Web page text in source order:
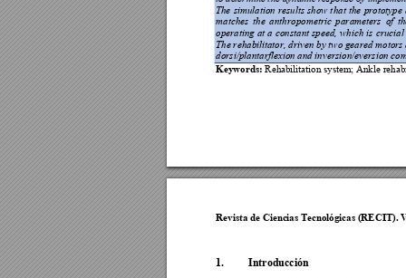
The simulation results show that the prototype
matches the anthropometric parameters of
operating at a constant speed, which is crucial
The rehabilitator, driven by two geared motors
dorsi/plantarflexion and inversion/eversion
Keywords: Rehabilitation system; Ankle
Revista de Ciencias Tecnológicas (RECIT).
1. Introducción